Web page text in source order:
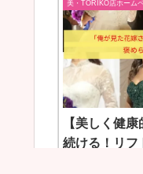
美・TORIKO店ホーム
【美しく健
続ける！リフ